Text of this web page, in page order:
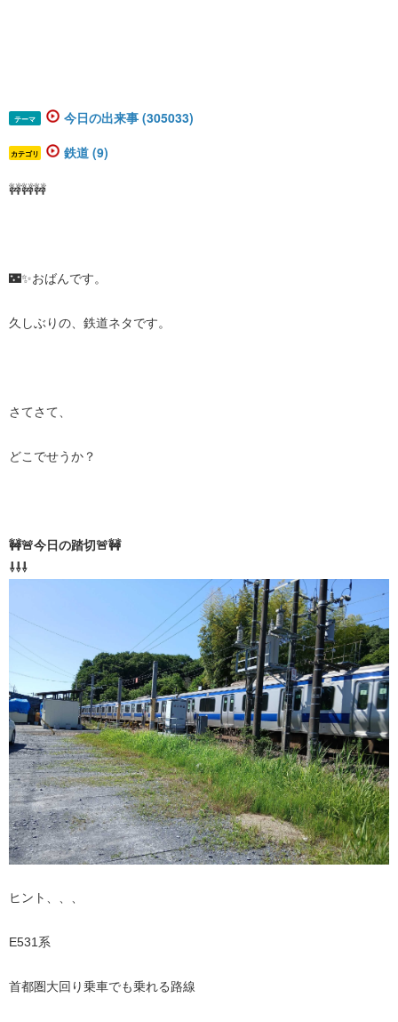
テーマ 今日の出来事 (305033)
カテゴリ 鉄道 (9)
🚧🚧🚧
🌃✨おばんです。
久しぶりの、鉄道ネタです。
さてさて、
どこでせうか？
🚧🚨今日の踏切🚨🚧
⇩⇩⇩
ヒント、、、
E531系
首都圏大回り乗車でも乗れる路線